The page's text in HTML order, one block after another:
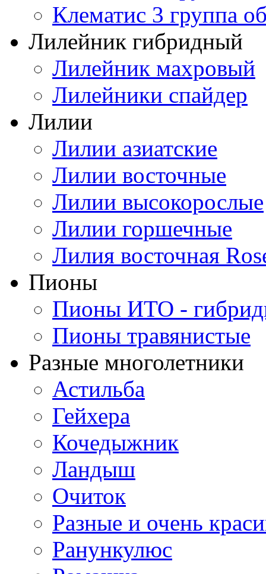
Клематис 3 группа
Лилейник гибридный
Лилейник махровый
Лилейники спайдер
Лилии
Лилии азиатские
Лилии восточные
Лилии высокорослые
Лилии горшечные
Лилия восточная
Пионы
Пионы ИТО -
Пионы травянистые
Разные многолетники
Астильба
Гейхера
Кочедыжник
Ландыш
Очиток
Разные и очень
Ранункулюс